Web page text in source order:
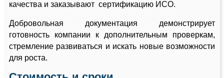
качества и заказывают сертификацию ИСО.
Добровольная документация демонстрирует
готовность компании к дополнительным проверкам,
стремление развиваться и искать новые возможности
для роста.